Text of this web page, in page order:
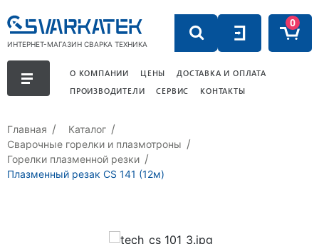
ИНТЕРНЕТ-МАГАЗИН СВАРКА ТЕХНИКА
0
О КОМПАНИИ ЦЕНЫ
ДОСТАВКА И ОПЛАТА
ПРОИЗВОДИТЕЛИ
СЕРВИС КОНТАКТЫ
Главная
Каталог
Сварочные горелки и плазмотроны
Горелки плазменной резки
Плазменный резак CS 141 (12м)